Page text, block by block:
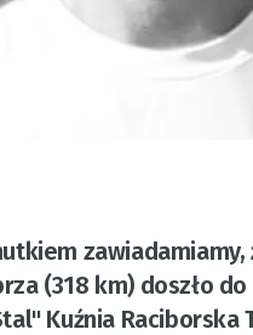
(318 km) doszło
Kuźnia